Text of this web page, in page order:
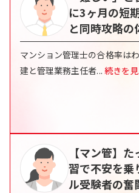
に3ヶ月の短
と同時攻略の
マンション管理士の合格率は
建と管理業務主任者... 続きを
【マン管】
習で不安を乗
ル受験者の奮